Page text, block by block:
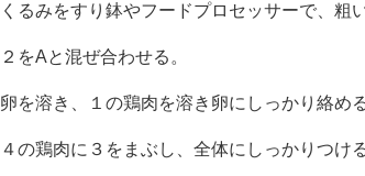
くるみをすり鉢やフードプロセッサーで、粗
２をAと混ぜ合わせる。
卵を溶き、１の鶏肉を溶き卵にしっかり絡める
４の鶏肉に３をまぶし、全体にしっかりつける